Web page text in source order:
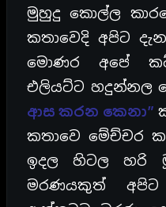
මුහුදු කොල්ල
කතාවෙදි අපිට
මොණර අපේ
එලියට්ට හදුන්නල
ආස කරන කෙනා”
කතාවෙ මේච්චර
ඉදල හිටල හරි
මරණයකුත් අපිට